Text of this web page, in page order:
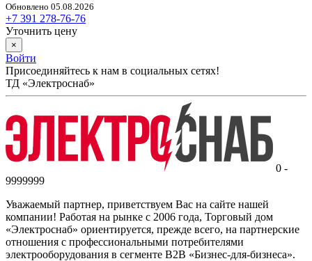
Обновлено 05.08.2026
+7 391 278-76-76
Уточнить цену
×
Войти
Присоединяйтесь к нам в социальных сетях!
ТД «Электроснаб»
0 -
9999999
Уважаемый партнер, приветствуем Вас на сайте нашей
компании! Работая на рынке с 2006 года, Торговый дом
«Электроснаб» ориентируется, прежде всего, на партнерские
отношения с профессиональными потребителями
электрооборудования в сегменте B2B «Бизнес-для-бизнеса».